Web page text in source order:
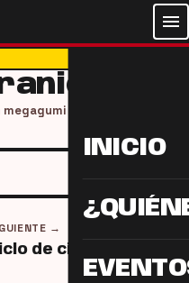
menu
INICIO
megagumi
→
de cine